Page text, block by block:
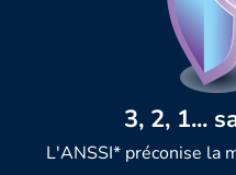
3, 2, 1...
L'ANSSI* préconise la